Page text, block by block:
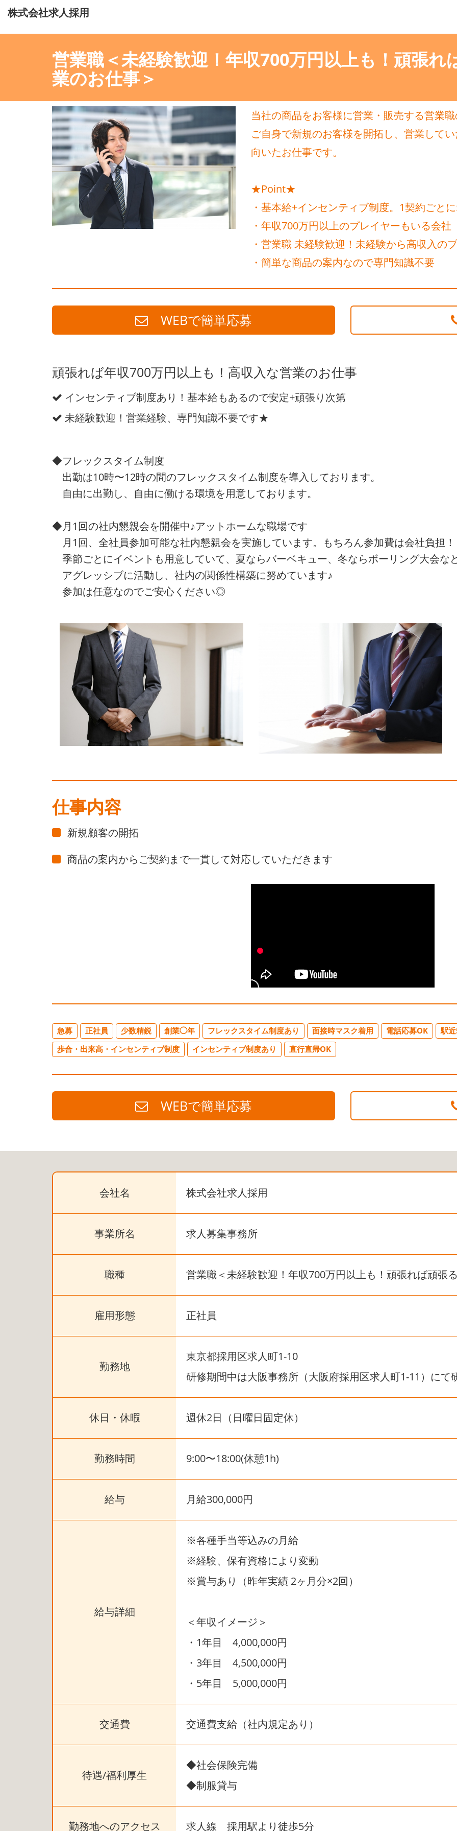
株式会社求人採用
営業職＜未経験歓迎！年収700万円以上も！頑張れ
業のお仕事＞
当社の商品をお客様に営業・販売する営業
ご自身で新規のお客様を開拓し、営業して
向いたお仕事です。
★Point★
・基本給+インセンティブ制度。1契約ごと
・年収700万円以上のプレイヤーもいる会社
・営業職 未経験歓迎！未経験から高収入の
・簡単な商品の案内なので専門知識不要
WEBで簡単応募
頑張れば年収700万円以上も！高収入な営業のお仕事
インセンティブ制度あり！基本給もあるので安定+頑張り次第
未経験歓迎！営業経験、専門知識不要です★
◆フレックスタイム制度
出勤は10時〜12時の間のフレックスタイム制度を導入しております。
自由に出勤し、自由に働ける環境を用意しております。
◆月1回の社内懇親会を開催中♪アットホームな職場です
月1回、全社員参加可能な社内懇親会を実施しています。もちろん参加費は会社負担！
季節ごとにイベントも用意していて、夏ならバーベキュー、冬ならボーリング大会な
アグレッシブに活動し、社内の関係性構築に努めています♪
参加は任意なのでご安心ください◎
仕事内容
新規顧客の開拓
商品の案内からご契約まで一貫して対応していただきます
急募 正社員 少数精鋭 創業◯年 フレックスタイム制度あり 面接時マスク着用 電話応募OK
駅
歩合・出来高・インセンティブ制度
インセンティブ制度あり 直行直帰OK
WEBで簡単応募
会社名 株式会社求人採用
事業所名 求人募集事務所
職種 営業職＜未経験歓迎！年収700万円以上も！頑張れば頑張
雇用形態 正社員
勤務地
東京都採用区求人町1-10
研修期間中は大阪事務所（大阪府採用区求人町1-11）にて
休日・休暇 週休2日（日曜日固定休）
勤務時間 9:00〜18:00(休憩1h)
給与 月給300,000円
給与詳細
※各種手当等込みの月給
※経験、保有資格により変動
※賞与あり（昨年実績 2ヶ月分×2回）
＜年収イメージ＞
・1年目 4,000,000円
・3年目 4,500,000円
・5年目 5,000,000円
交通費 交通費支給（社内規定あり）
待遇/福利厚生
◆社会保険完備
◆制服貸与
勤務地へのアクセス 求人線 採用駅より徒歩5分